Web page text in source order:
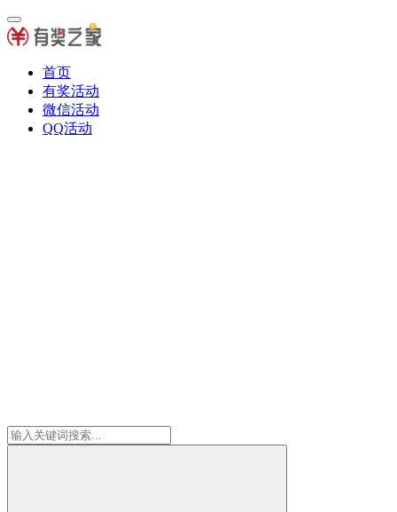
首页
有奖活动
微信活动
QQ活动